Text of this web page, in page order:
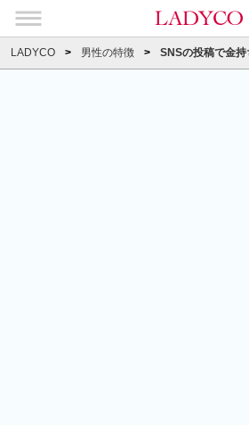
LADYCO 男性の特徴 SNSの投稿で金